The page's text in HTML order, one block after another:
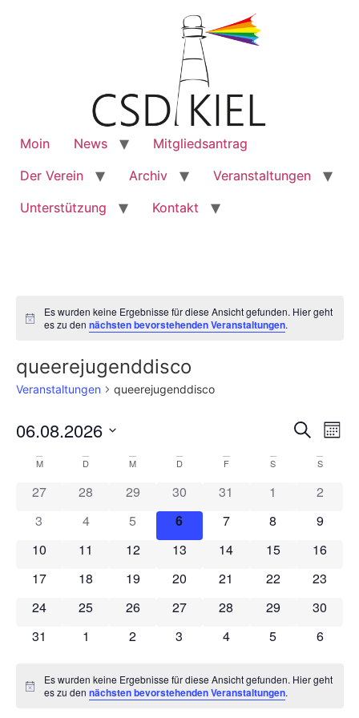
Moin News
Mitgliedsantrag
Der Verein
Archiv
Veranstaltungen
Unterstützung
Kontakt
Notice
Es wurden keine Ergebnisse für diese Ansicht gefunden. Hier geht
es zu dennächsten bevorstehenden Veranstaltungen.
queerejugenddisco
Veranstaltungen queerejugenddisco
und
Suche
06.08.2026
wählen.
Kalender
von
Veranstaltungen
M D M D F S S
0 Veranstaltungen
27 0 Veranstaltungen
28 0 Veranstaltungen
29 0 Veranstaltungen
30 0 Veranstaltungen
31 0
1 0
2
0 Veranstaltungen
3 0 Veranstaltungen
4 0 Veranstaltungen
5 0 Veranstaltungen
6 0 Veranstaltungen
7 0
8 0
9
0 Veranstaltungen
10 0 Veranstaltungen
11 0 Veranstaltungen
12 0 Veranstaltungen
13 0 Veranstaltungen
14 0
15 0
16
0 Veranstaltungen
17 0 Veranstaltungen
18 0 Veranstaltungen
19 0 Veranstaltungen
20 0 Veranstaltungen
21 0
22 0
23
0 Veranstaltungen
24 0 Veranstaltungen
25 0 Veranstaltungen
26 0 Veranstaltungen
27 0 Veranstaltungen
28 0
29 0
30
0 Veranstaltungen
31 0 Veranstaltungen
1 0 Veranstaltungen
2 0 Veranstaltungen
3 0 Veranstaltungen
4 0
5 0
6
Notice
Es wurden keine Ergebnisse für diese Ansicht gefunden. Hier geht
es zu dennächsten bevorstehenden Veranstaltungen.